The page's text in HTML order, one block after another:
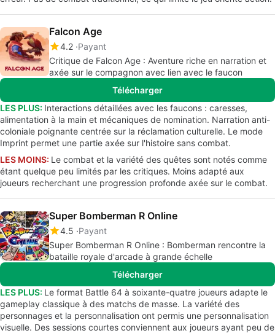
Falcon Age
4.2 Payant
Critique de Falcon Age : Aventure riche en narration et
axée sur le compagnon avec lien avec le faucon
Télécharger
LES PLUS: Interactions détaillées avec les faucons : caresses,
alimentation à la main et mécaniques de nomination. Narration anti-
coloniale poignante centrée sur la réclamation culturelle. Le mode
Imprint permet une partie axée sur l'histoire sans combat.
LES MOINS: Le combat et la variété des quêtes sont notés comme
étant quelque peu limités par les critiques. Moins adapté aux
joueurs recherchant une progression profonde axée sur le combat.
Super Bomberman R Online
4.5 Payant
Super Bomberman R Online : Bomberman rencontre la
bataille royale d'arcade à grande échelle
Télécharger
LES PLUS: Le format Battle 64 à soixante-quatre joueurs adapte le
gameplay classique à des matchs de masse. La variété des
personnages et la personnalisation ont permis une personnalisation
visuelle. Des sessions courtes conviennent aux joueurs ayant peu de